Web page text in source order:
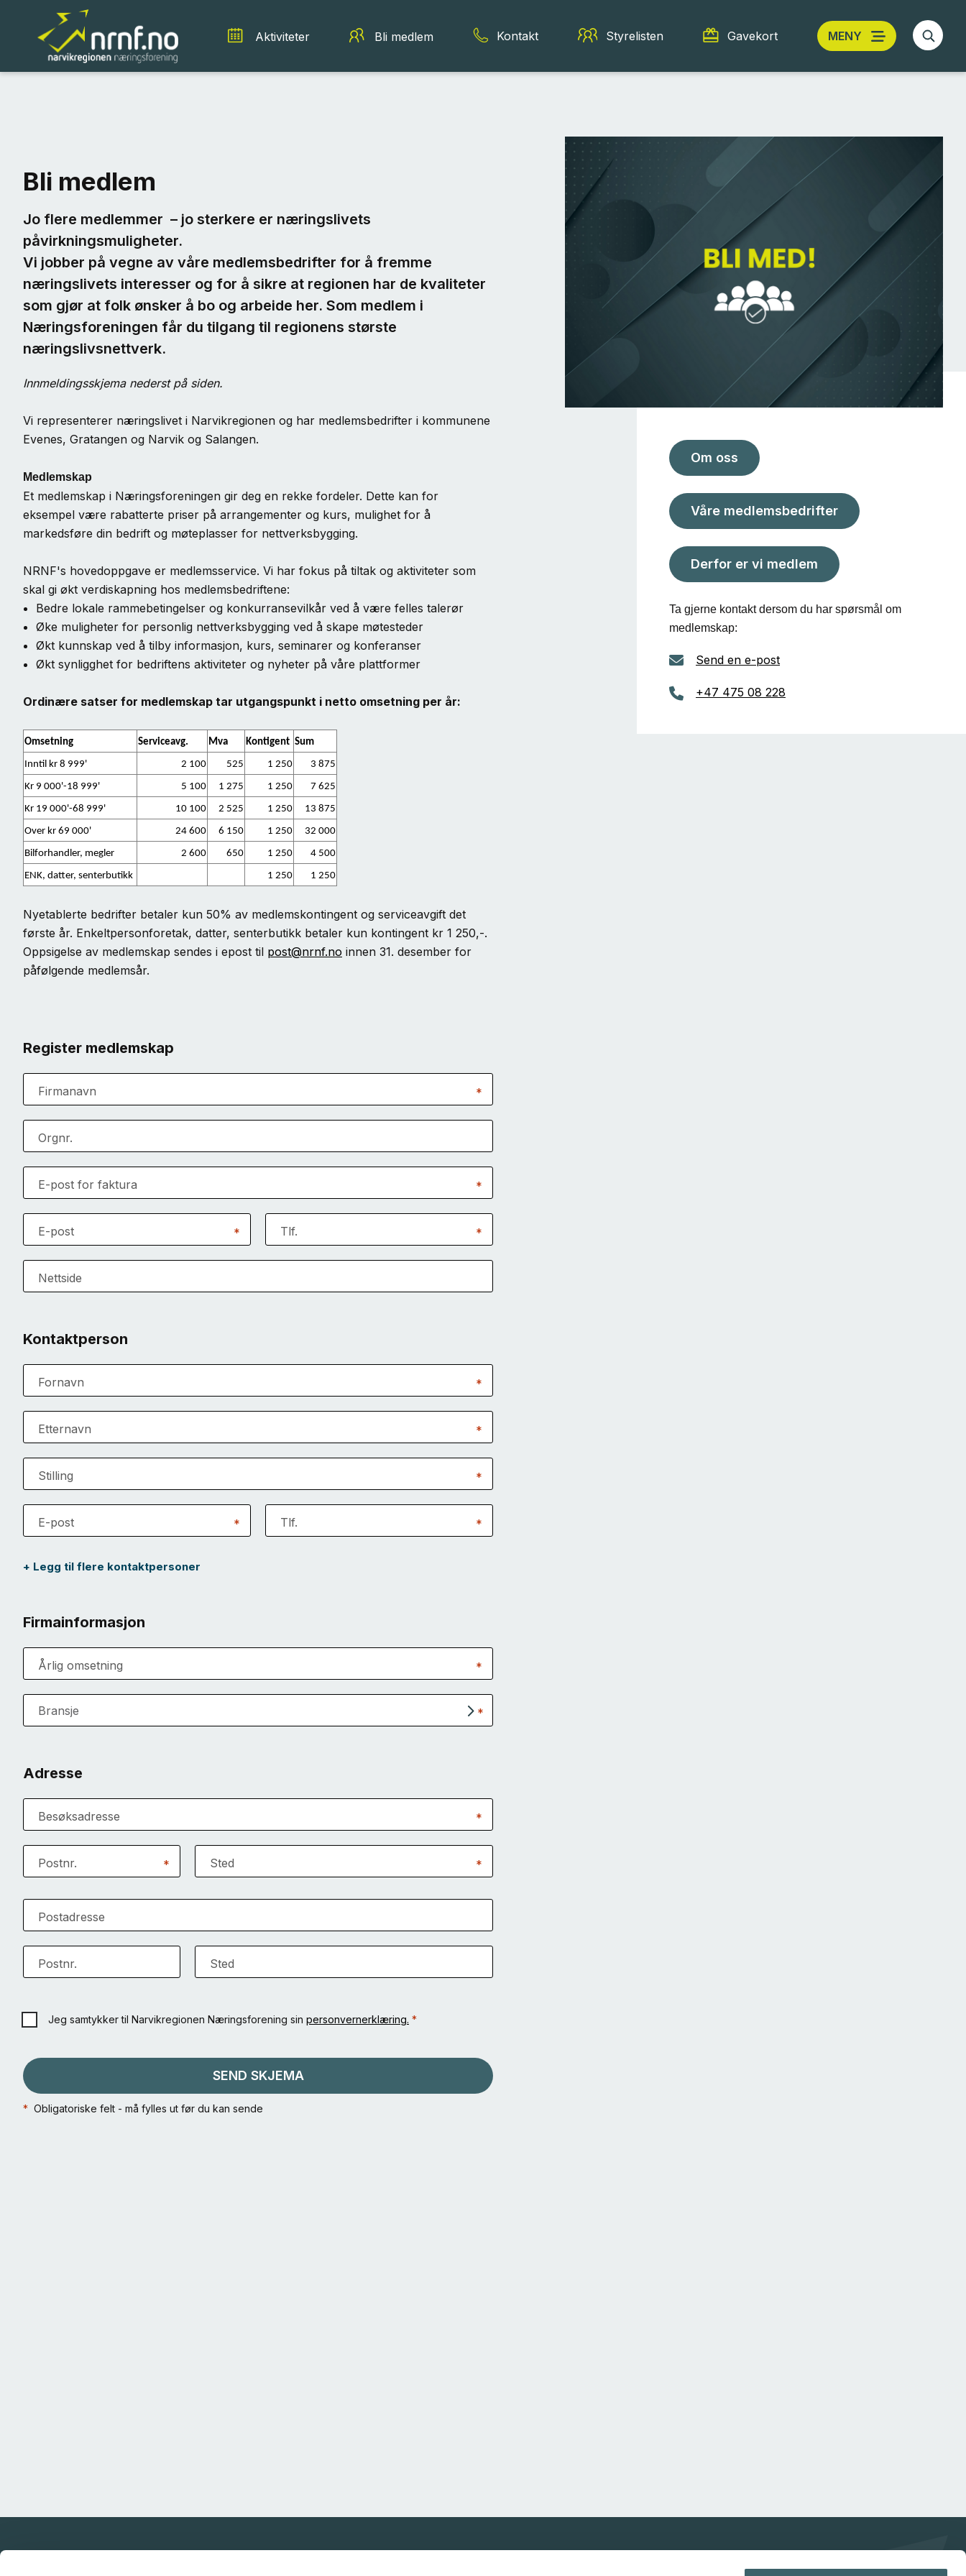
Aktiviteter Bli medlem Kontakt Styrelisten Gavekort MENY
Bli medlem
Jo flere medlemmer – jo sterkere er næringslivets
påvirkningsmuligheter.
Vi jobber på vegne av våre medlemsbedrifter for å fremme
næringslivets interesser og for å sikre at regionen har de kvaliteter
som gjør at folk ønsker å bo og arbeide her. Som medlem i
Næringsforeningen får du tilgang til regionens største
næringslivsnettverk.
Innmeldingsskjema nederst på siden.
Vi representerer næringslivet i Narvikregionen og har medlemsbedrifter i kommunene
Evenes, Gratangen og Narvik og Salangen.
Medlemskap
Et medlemskap i Næringsforeningen gir deg en rekke fordeler. Dette kan for
eksempel være rabatterte priser på arrangementer og kurs, mulighet for å
markedsføre din bedrift og møteplasser for nettverksbygging.
NRNF's hovedoppgave er medlemsservice. Vi har fokus på tiltak og aktiviteter som
skal gi økt verdiskapning hos medlemsbedriftene:
Bedre lokale rammebetingelser og konkurransevilkår ved å være felles talerør
Øke muligheter for personlig nettverksbygging ved å skape møtesteder
Økt kunnskap ved å tilby informasjon, kurs, seminarer og konferanser
Økt synligghet for bedriftens aktiviteter og nyheter på våre plattformer
Ordinære satser for medlemskap tar utgangspunkt i netto omsetning per år:
Omsetning Serviceavg. Mva Kontigent Sum
Inntil kr 8 999' 2 100 525 1 250 3 875
Kr 9 000'-18 999' 5 100 1 275 1 250 7 625
Kr 19 000'-68 999' 10 100 2 525 1 250 13 875
Over kr 69 000' 24 600 6 150 1 250 32 000
Bilforhandler, megler 2 600 650 1 250 4 500
ENK, datter, senterbutikk 1 250 1 250
Nyetablerte bedrifter betaler kun 50% av medlemskontingent og serviceavgift det
første år. Enkeltpersonforetak, datter, senterbutikk betaler kun kontingent kr 1 250,-.
Oppsigelse av medlemskap sendes i epost til post@nrnf.no innen 31. desember for
påfølgende medlemsår.
Register medlemskap
Firmanavn *
Orgnr.
E-post for faktura *
E-post * Tlf. *
Nettside
Kontaktperson
Fornavn *
Etternavn *
Stilling *
E-post * Tlf. *
+ Legg til flere kontaktpersoner
Firmainformasjon
Årlig omsetning *
Bransje *
Adresse
Besøksadresse *
Postnr. * Sted *
Postadresse
Postnr. Sted
Jeg samtykker til Narvikregionen Næringsforening sin personvernerklæring. *
SEND SKJEMA
* Obligatoriske felt - må fylles ut før du kan sende
Om oss
Våre medlemsbedrifter
Derfor er vi medlem
Ta gjerne kontakt dersom du har spørsmål om
medlemskap:
Send en e-post
+47 475 08 228